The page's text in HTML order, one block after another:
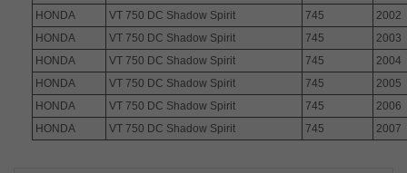
HONDA
VT 750 DC Shadow Spirit 745
2002
HONDA
VT 750 DC Shadow Spirit 745
2003
HONDA
VT 750 DC Shadow Spirit 745
2004
HONDA
VT 750 DC Shadow Spirit 745
2005
HONDA
VT 750 DC Shadow Spirit 745
2006
HONDA
VT 750 DC Shadow Spirit 745 2007